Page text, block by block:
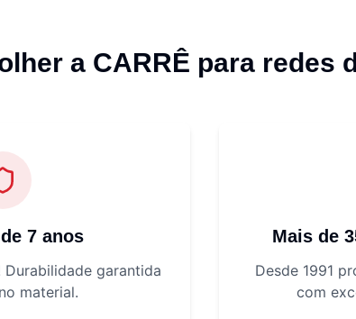
a CARRÊ para redes
7 anos
garantida
material.
Mais de
Desde 1991
com